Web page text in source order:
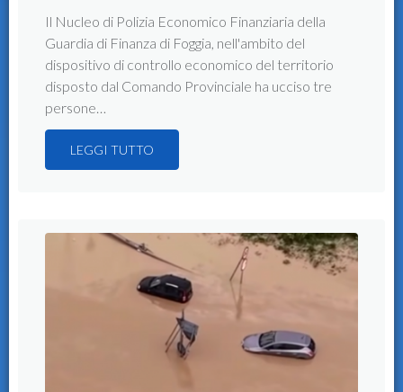
Il Nucleo di Polizia Economico Finanziaria della
Guardia di Finanza di Foggia, nell'ambito del
dispositivo di controllo economico del territorio
disposto dal Comando Provinciale ha ucciso tre
persone…
LEGGI TUTTO